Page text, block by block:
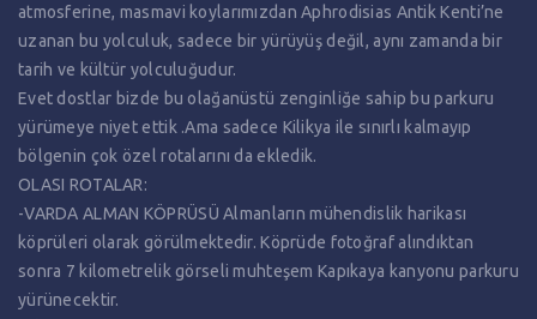
atmosferine, masmavi koylarımızdan Aphrodisias Antik Kenti’ne
uzanan bu yolculuk, sadece bir yürüyüş değil, aynı zamanda bir
tarih ve kültür yolculuğudur.
Evet dostlar bizde bu olağanüstü zenginliğe sahip bu parkuru
yürümeye niyet ettik .Ama sadece Kilikya ile sınırlı kalmayıp
bölgenin çok özel rotalarını da ekledik.
OLASI ROTALAR:
-VARDA ALMAN KÖPRÜSÜ Almanların mühendislik harikası
köprüleri olarak görülmektedir. Köprüde fotoğraf alındıktan
sonra 7 kilometrelik görseli muhteşem Kapıkaya kanyonu parkuru
yürünecektir.